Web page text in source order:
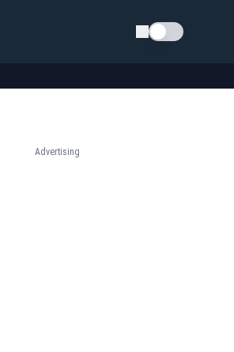
Schimba tema
Advertising